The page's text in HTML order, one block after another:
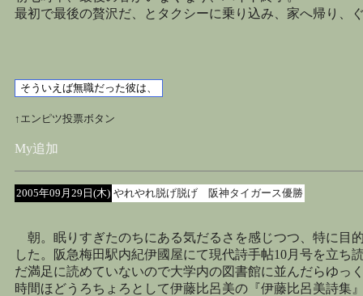
最初で最後の贅沢だ、とタクシーに乗り込み、家へ帰り、
↑エンピツ投票ボタン
My追加
2005年09月29日(木) やれやれ脱げ脱げ 阪神タイガース優勝
朝。眠りすぎたのちにある気だるさを感じつつ、特に目
した。阪急梅田駅内紀伊國屋にて現代詩手帖10月号を立ち
だ満足に読めていないので大学内の図書館に並んだらゆっ
時間ほどうろちょろとして伊藤比呂美の『伊藤比呂美詩集